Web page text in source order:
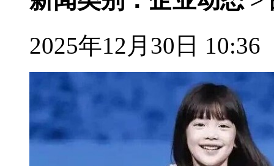
2025年12月30日 10:36